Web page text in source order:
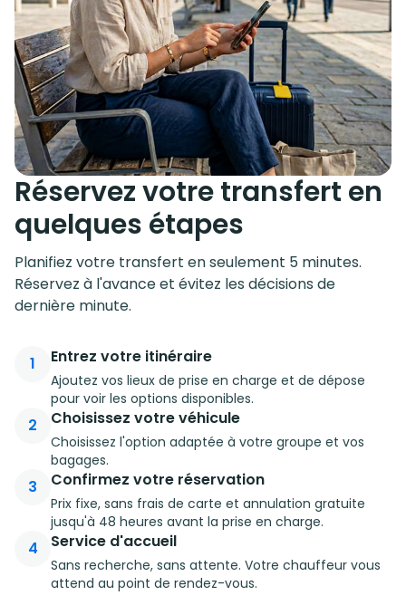
Réservez votre transfert en
quelques étapes
Planifiez votre transfert en seulement 5 minutes.
Réservez à l'avance et évitez les décisions de
dernière minute.
1 Entrez votre itinéraire
Ajoutez vos lieux de prise en charge et de dépose
pour voir les options disponibles.
2 Choisissez votre véhicule
Choisissez l'option adaptée à votre groupe et vos
bagages.
3 Confirmez votre réservation
Prix fixe, sans frais de carte et annulation gratuite
jusqu'à 48 heures avant la prise en charge.
4 Service d'accueil
Sans recherche, sans attente. Votre chauffeur vous
attend au point de rendez-vous.